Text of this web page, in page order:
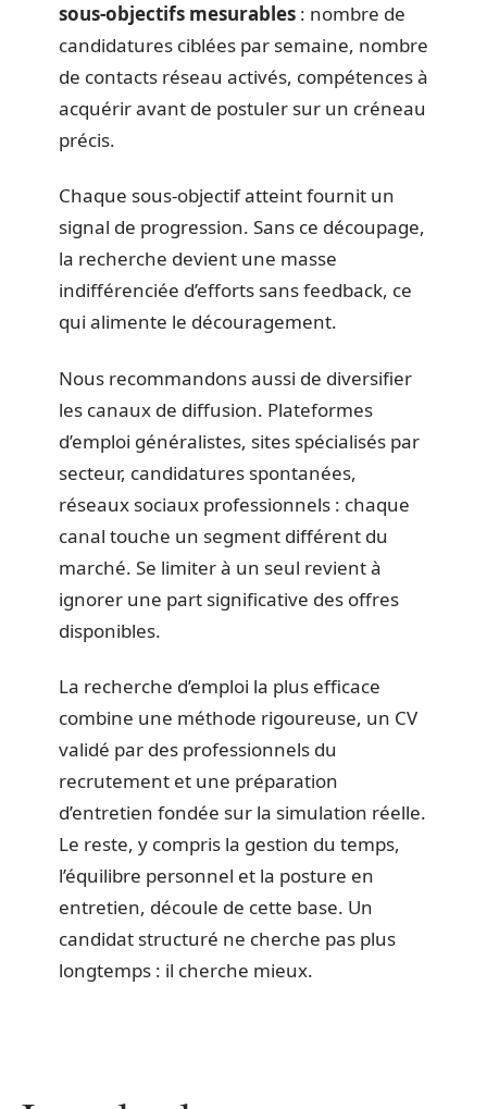
sous-objectifs mesurables : nombre de
candidatures ciblées par semaine, nombre
de contacts réseau activés, compétences à
acquérir avant de postuler sur un créneau
précis.
Chaque sous-objectif atteint fournit un
signal de progression. Sans ce découpage,
la recherche devient une masse
indifférenciée d’efforts sans feedback, ce
qui alimente le découragement.
Nous recommandons aussi de diversifier
les canaux de diffusion. Plateformes
d’emploi généralistes, sites spécialisés par
secteur, candidatures spontanées,
réseaux sociaux professionnels : chaque
canal touche un segment différent du
marché. Se limiter à un seul revient à
ignorer une part significative des offres
disponibles.
La recherche d’emploi la plus efficace
combine une méthode rigoureuse, un CV
validé par des professionnels du
recrutement et une préparation
d’entretien fondée sur la simulation réelle.
Le reste, y compris la gestion du temps,
l’équilibre personnel et la posture en
entretien, découle de cette base. Un
candidat structuré ne cherche pas plus
longtemps : il cherche mieux.